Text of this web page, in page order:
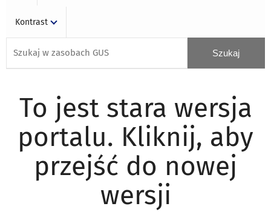
Kontrast
To jest stara wersja
portalu. Kliknij, aby
przejść do nowej
wersji